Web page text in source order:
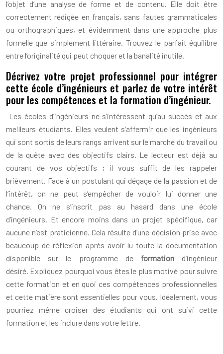
l’objet d’une analyse de forme et de contenu. Elle doit être
correctement rédigée en français, sans fautes grammaticales
ou orthographiques, et évidemment dans une approche plus
formelle que simplement littéraire. Trouvez le parfait équilibre
entre l’originalité qui peut choquer et la banalité inutile.
Décrivez votre projet professionnel pour intégrer
cette école d’ingénieurs et parlez de votre intérêt
pour les compétences et la formation d’ingénieur.
Les écoles d’ingénieurs ne s’intéressent qu’au succès et aux
meilleurs étudiants. Elles veulent s’affermir que les ingénieurs
qui sont sortis de leurs rangs arrivent sur le marché du travail ou
de la quête avec des objectifs clairs. Le lecteur est déjà au
courant de vos objectifs ; il vous suffit de les rappeler
brièvement. Face à un postulant qui dégage de la passion et de
l’intérêt, on ne peut s’empêcher de vouloir lui donner une
chance. On ne s’inscrit pas au hasard dans une école
d’ingénieurs. Et encore moins dans un projet spécifique, car
aucune n’est praticienne. Cela résulte d’une décision prise avec
beaucoup de réflexion après avoir lu toute la documentation
disponible sur le programme de formationd’ingénieur
désiré. Expliquez pourquoi vous êtes le plus motivé pour suivre
cette formation et en quoi ces compétences professionnelles
et cette matière sont essentielles pour vous. Idéalement, vous
pourriez même croiser des étudiants qui ont suivi cette
formation et les inclure dans votre lettre.